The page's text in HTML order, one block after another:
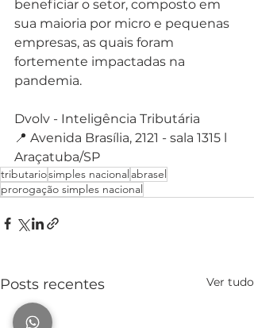
beneficiar o setor, composto em
sua maioria por micro e pequenas
empresas, as quais foram
fortemente impactadas na
pandemia.
Dvolv - Inteligência Tributária⁣⁣⁣
📍 Avenida Brasília, 2121 - sala 1315 l
Araçatuba/SP⁣⁣⁣
tributariosimples nacional abrasel
prorogação simples nacional
Posts recentes Ver tudo